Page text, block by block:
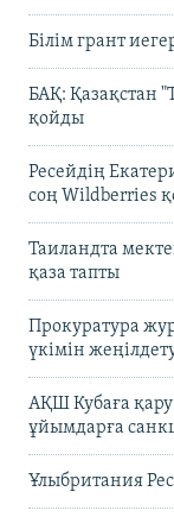
Білім грант
БАҚ: Қазақстан
қойды
Ресейдің
соң Wildberries
Таиландта
қаза тапты
Прокуратура
үкімін
АҚШ Кубаға
ұйымдарға
Ұлыбритания